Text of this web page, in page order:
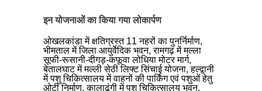
इन योजनाओं का किया गया लोकार्पण
ओखलकांडा में क्षतिग्रस्त 11 नहरों का पुनर्निर्माण,
भीमताल में जिला आयुर्वेदिक भवन, रामगढ़ में मल्ला
सूफी-रूसानी-दीगड़-कफूवा लोधिया मोटर मार्ग,
बेतालघाट में मल्ली सेठी लिफ्ट सिंचाई योजना, हल्द्वानी
में पशु चिकित्सालय में वाहनों की पार्किंग एवं पशुओं हेतु
ओटी निर्माण, कालाढूंगी में पशु चिकित्सालय भवन,